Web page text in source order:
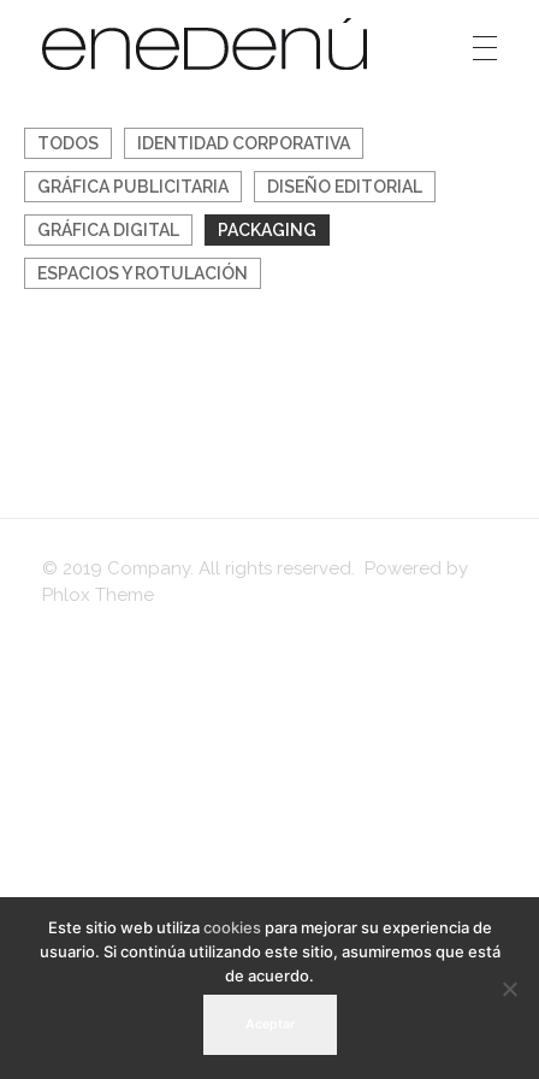
TODOS IDENTIDAD CORPORATIVA
GRÁFICA PUBLICITARIA DISEÑO EDITORIAL
GRÁFICA DIGITAL PACKAGING
ESPACIOS Y ROTULACIÓN
© 2019 Company. All rights reserved. Powered by
Phlox Theme
Este sitio web utilizacookiespara mejorar su experiencia de
usuario. Si continúa utilizando este sitio, asumiremos que está
de acuerdo.